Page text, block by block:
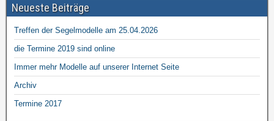
Neueste Beiträge
Treffen der Segelmodelle am 25.04.2026
die Termine 2019 sind online
Immer mehr Modelle auf unserer Internet Seite
Archiv
Termine 2017